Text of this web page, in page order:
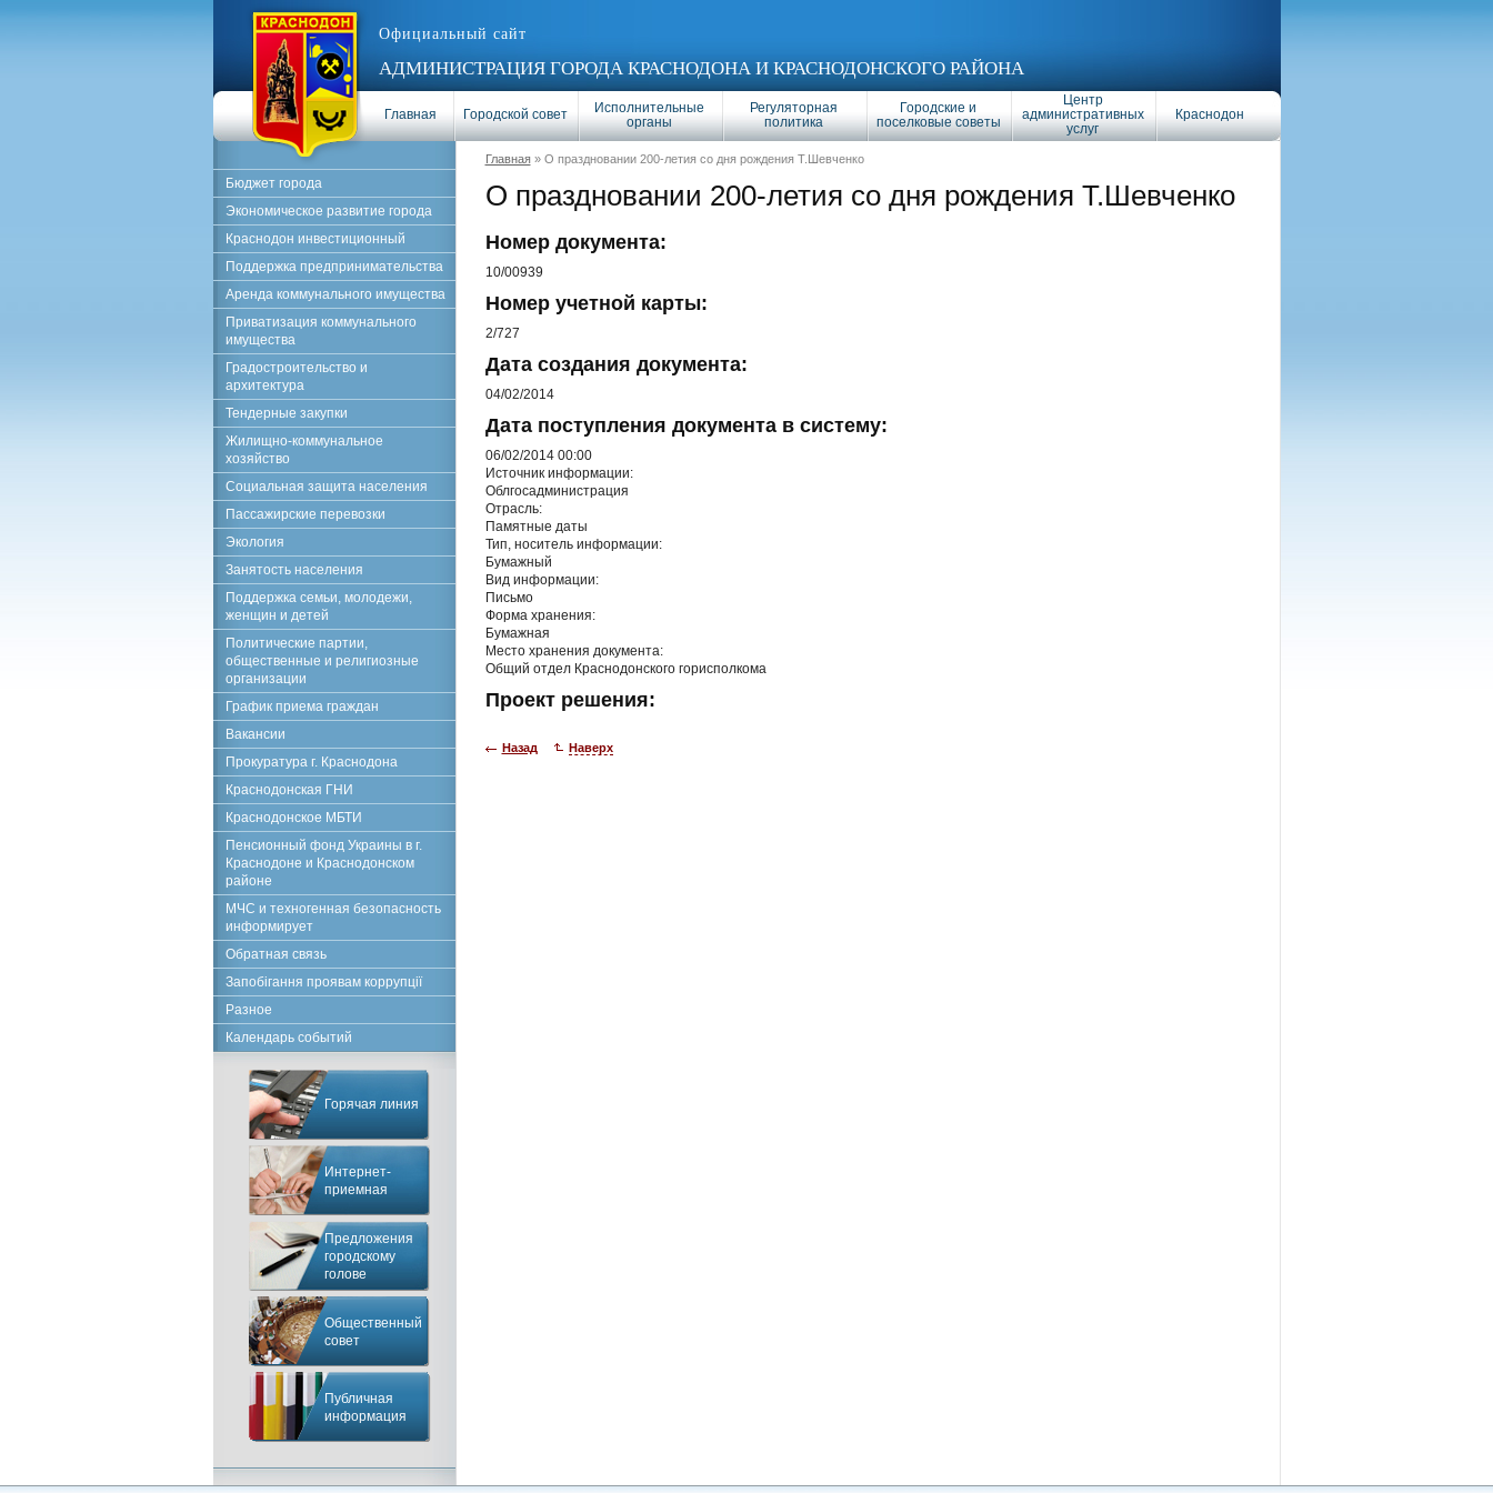
Официальный сайт
АДМИНИСТРАЦИЯ ГОРОДА КРАСНОДОНА И КРАСНОДОНСКОГО РАЙОНА
Главная Городской совет
Исполнительные
органы
Регуляторная
политика
Городские и
поселковые советы
Центр
административных
услуг
Краснодон
Главная» О праздновании 200-летия со дня рождения Т.Шевченко
О праздновании 200-летия со дня рождения Т.Шевченко
Номер документа:
10/00939
Номер учетной карты:
2/727
Дата создания документа:
04/02/2014
Дата поступления документа в систему:
06/02/2014 00:00
Источник информации:
Облгосадминистрация
Отрасль:
Памятные даты
Тип, носитель информации:
Бумажный
Вид информации:
Письмо
Форма хранения:
Бумажная
Место хранения документа:
Общий отдел Краснодонского горисполкома
Проект решения:
Назад Наверх
Бюджет города
Экономическое развитие города
Краснодон инвестиционный
Поддержка предпринимательства
Аренда коммунального имущества
Приватизация коммунального
имущества
Градостроительство и
архитектура
Тендерные закупки
Жилищно-коммунальное
хозяйство
Социальная защита населения
Пассажирские перевозки
Экология
Занятость населения
Поддержка семьи, молодежи,
женщин и детей
Политические партии,
общественные и религиозные
организации
График приема граждан
Вакансии
Прокуратура г. Краснодона
Краснодонская ГНИ
Краснодонское МБТИ
Пенсионный фонд Украины в г.
Краснодоне и Краснодонском
районе
МЧС и техногенная безопасность
информирует
Обратная связь
Запобігання проявам коррупції
Разное
Календарь событий
Горячая линия
Интернет-
приемная
Предложения
городскому
голове
Общественный
совет
Публичная
информация